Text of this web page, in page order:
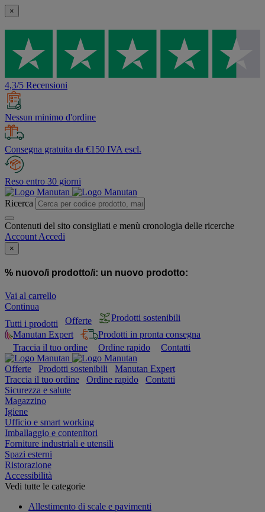
×
4,3/5 Recensioni
Nessun minimo d'ordine
Consegna gratuita da €150 IVA escl.
Reso entro 30 giorni
Ricerca
Contenuti del sito consigliati e menù cronologia delle ricerche
Account Accedi
×
% nuovo/i prodotto/i: un nuovo prodotto:
Vai al carrello
Continua
Tutti i prodotti
Offerte
Prodotti sostenibili
Manutan Expert
Prodotti in pronta consegna
Traccia il tuo ordine
Ordine rapido Contatti
Offerte Prodotti sostenibili
Manutan Expert
Traccia il tuo ordine
Ordine rapido
Contatti
Sicurezza e salute
Magazzino
Igiene
Ufficio e smart working
Imballaggio e contenitori
Forniture industriali e utensili
Spazi esterni
Ristorazione
Accessibilità
Vedi tutte le categorie
Allestimento di scale e pavimenti